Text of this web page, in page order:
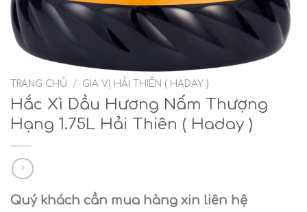
TRANG CHỦ / GIA VỊ HẢI THIÊN ( HADAY )
Hắc Xì Dầu Hương Nấm Thượng
Hạng 1.75L Hải Thiên ( Haday )
Quý khách cần mua hàng xin liên hệ